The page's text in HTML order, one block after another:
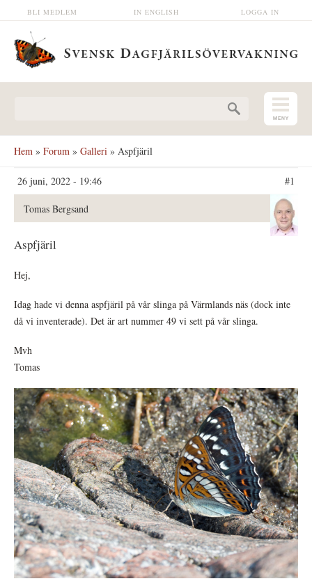
Hoppa till huvudinnehåll LOGGA IN
IN ENGLISH
BLI MEDLEM
Hem » Forum » Galleri » Aspfjäril
26 juni, 2022 - 19:46 #1
Tomas Bergsand
Aspfjäril
Hej,
Idag hade vi denna aspfjäril på vår slinga på Värmlands näs (dock inte
då vi inventerade). Det är art nummer 49 vi sett på vår slinga.
Mvh
Tomas